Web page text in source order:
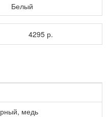
Белый
4295 р.
медь